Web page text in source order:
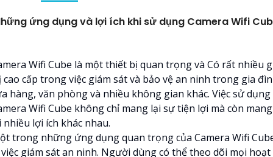
ứng dụng và lợi ích khi sử dụng Camera Wifi
Wifi Cube là một thiết bị quan trọng và Có rất nhiều
cấp trong việc giám sát và bảo vệ an ninh trong gia
hàng, văn phòng và nhiều không gian khác. Việc sử dụng
Wifi Cube không chỉ mang lại sự tiện lợi mà còn mang
nhiều lợi ích khác nhau.
trong những ứng dụng quan trọng của Camera Wifi
giám sát an ninh. Người dùng có thể theo dõi mọi hoạt